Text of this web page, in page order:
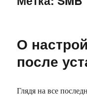
О
после
Глядя на все